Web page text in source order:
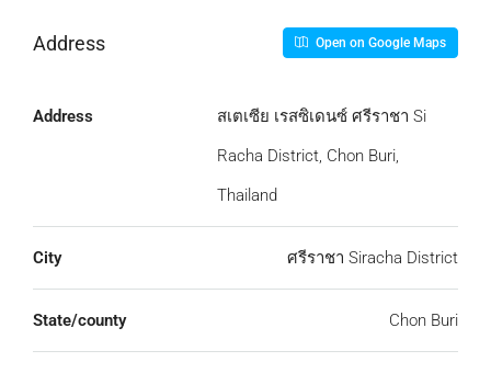
Address Open on Google Maps
Address
สเตเซีย เรสซิเดนซ์ ศรีราชา Si
Racha District, Chon Buri,
Thailand
City ศรีราชา Siracha District
State/county Chon Buri